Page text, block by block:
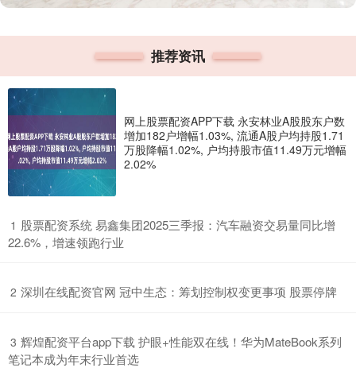
推荐资讯
网上股票配资APP下载 永安林业A股股东户数
增加182户增幅1.03%, 流通A股户均持股1.71
万股降幅1.02%, 户均持股市值11.49万元增幅
2.02%
1 ​股票配资系统 易鑫集团2025三季报：汽车融资交易量同比增
22.6%，增速领跑行业
2 ​深圳在线配资官网 冠中生态：筹划控制权变更事项 股票停牌
3 ​辉煌配资平台app下载 护眼+性能双在线！华为MateBook系列
笔记本成为年末行业首选